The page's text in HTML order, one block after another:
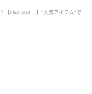
、主張しすぎずほど
こちらのスタッフ
【niko and ...】“人気アイテム”で